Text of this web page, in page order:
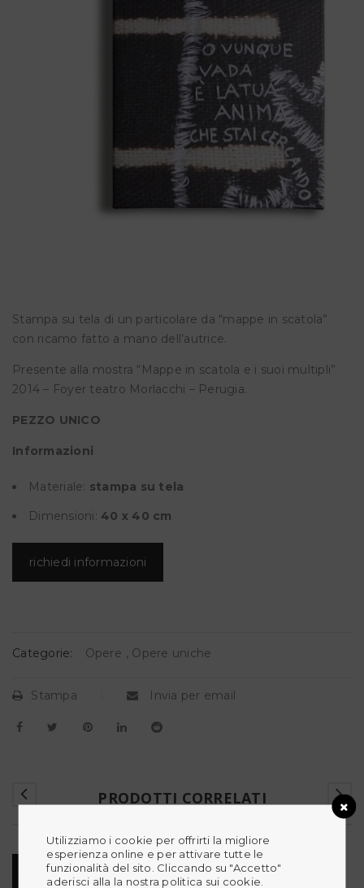
Stampa su tela di un particolare da “mappe in scatola”
con ricamo fatto a mano dell’autrice.
Presente alla mostra “Mappe in scatola e i suoi multipli”
2014 – Foyer teatro Morlacchi – Perugia.
PEZZO UNICO
Informazioni
Materiale: stampa su tela
Dimensioni: 40 x 40 cm
richiedi informazioni
Categorie: Opere , Opere uniche
Stampa Invia per email
PRODOTTI CORRELATI
Utilizziamo i cookie per offrirti la migliore
esperienza online e per attivare tutte le
funzionalità del sito. Cliccando su "Accetto"
aderisci alla la nostra politica sui cookie.